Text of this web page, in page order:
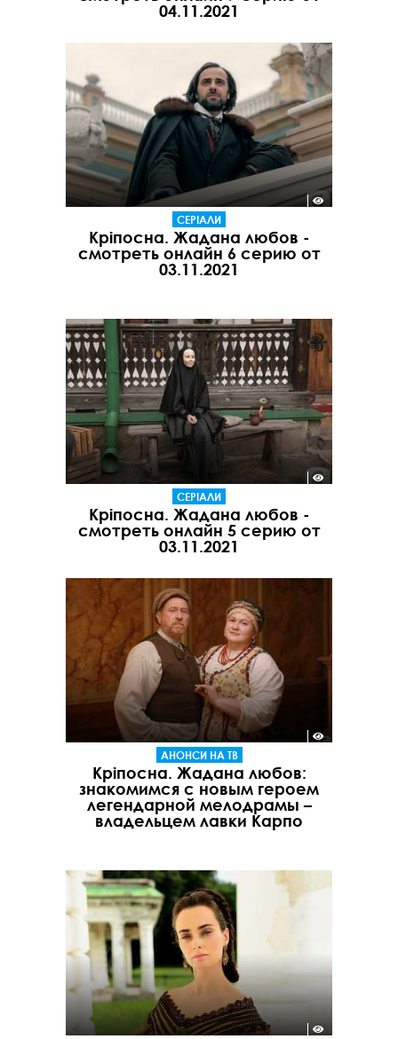
04.11.2021
СЕРІАЛИ
Кріпосна. Жадана любов -
смотреть онлайн 6 серию от
03.11.2021
СЕРІАЛИ
Кріпосна. Жадана любов -
смотреть онлайн 5 серию от
03.11.2021
АНОНСИ НА ТВ
Кріпосна. Жадана любов:
знакомимся с новым героем
легендарной мелодрамы –
владельцем лавки Карпо